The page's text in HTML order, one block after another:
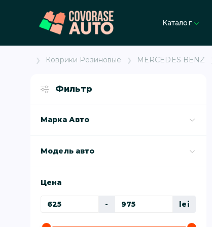
Каталог
Коврики Резиновые MERCEDES BENZ
Фильтр
Марка Авто
Модель авто
Цена
- lei